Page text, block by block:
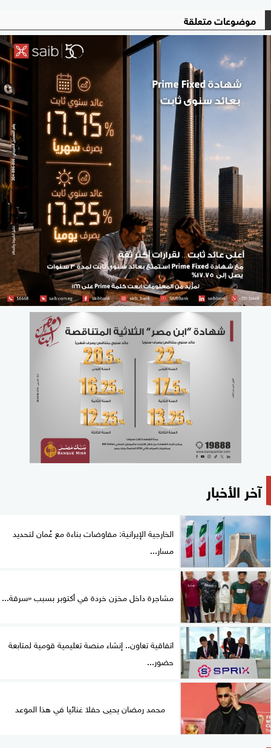
موضوعات متعلقة
آخر الأخبار
الخارجية الإيرانية: مفاوضات بناءة مع عُمان لتحديد
مسار...
مشاجرة داخل مخزن خردة في أكتوبر بسبب «سرقة...
اتفاقية تعاون.. إنشاء منصة تعليمية قومية لمتابعة
حضور...
محمد رمضان يحيى حفلا غنائيا في هذا الموعد